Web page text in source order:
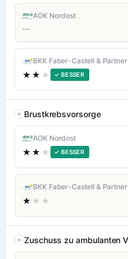
AOK Nordost
—
BKK Faber-Castell & Partner
★★ ★ ✓ BESSER
Brustkrebsvorsorge
AOK Nordost
★★ ★ ✓ BESSER
BKK Faber-Castell & Partner
★ ★★
Zuschuss zu ambulanten